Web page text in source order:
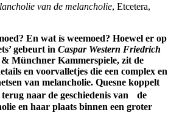
van de melancholie, Etcetera,
En wat ís weemoed? Hoewel er op
gebeurt in Caspar Western Friedrich
Münchner Kammerspiele, zit de
en voorvalletjes die een complex en
van melancholie. Quesne koppelt
naar de geschiedenis van
de
en haar plaats binnen een groter